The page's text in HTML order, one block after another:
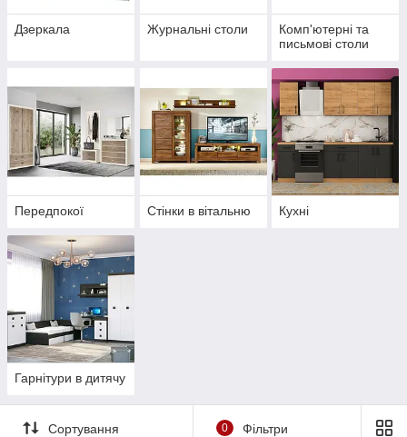
Дзеркала Журнальні столи
Комп'ютерні та
письмові столи
Передпокої Стінки в вітальню Кухні
Гарнітури в дитячу
Сортування 0 Фільтри